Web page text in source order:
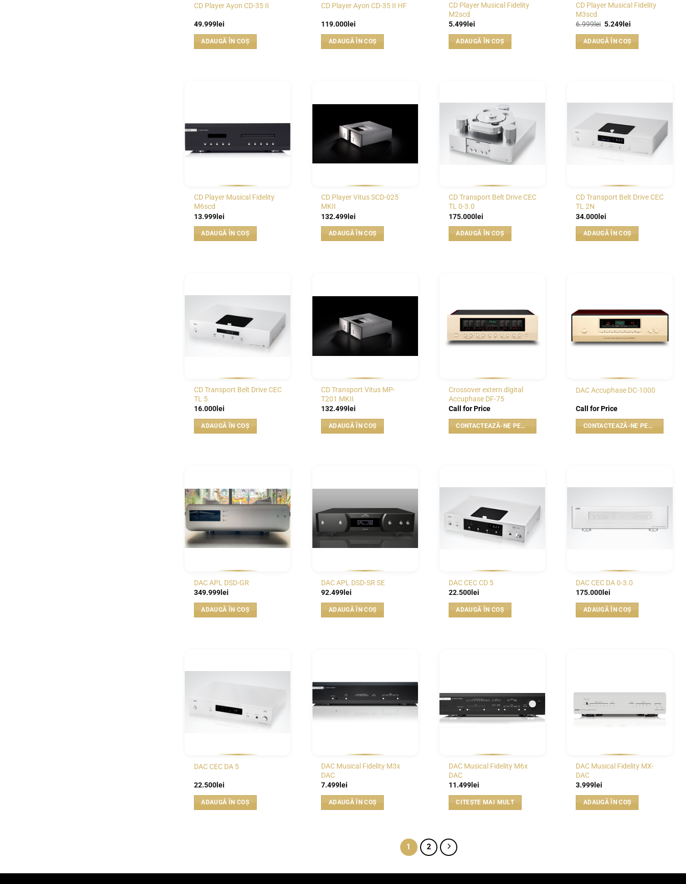
CD Player Ayon CD-35 II
49.999lei
ADAUGĂ ÎN COȘ
CD Player Ayon CD-35 II HF
119.000 lei
ADAUGĂ ÎN COȘ
CD Player Musical Fidelity
M2scd
5.499lei
ADAUGĂ ÎN COȘ
CD Player Musical Fidelity
M3scd
6.999lei Prețul
a
fost:
5.249 lei
este:
5.249lei.
ADAUGĂ ÎN COȘ
CD Player Musical Fidelity
M6scd
13.999lei
ADAUGĂ ÎN COȘ
CD Player Vitus SCD-025
MKII
132.499 lei
ADAUGĂ ÎN COȘ
WISHLIST
CD Transport Belt Drive CEC
TL 0-3.0
175.000lei
ADAUGĂ ÎN COȘ
CD Transport Belt Drive CEC
TL 2N
34.000 lei
ADAUGĂ ÎN COȘ
CD Transport Belt Drive CEC
TL 5
16.000lei
ADAUGĂ ÎN COȘ
CD Transport Vitus MP-
T201 MKII
132.499 lei
ADAUGĂ ÎN COȘ
Crossover extern digital
Accuphase DF-75
Call for Price
CONTACTEAZĂ-NE PENTRU PREȚ
DAC Accuphase DC-1000
Call for Price
CONTACTEAZĂ-NE PENTRU PREȚ
WISHLIST
DAC APL DSD-GR
349.999lei
ADAUGĂ ÎN COȘ
DAC APL DSD-SR SE
92.499lei
ADAUGĂ ÎN COȘ
DAC CEC CD 5
22.500lei
ADAUGĂ ÎN COȘ
DAC CEC DA 0-3.0
175.000lei
ADAUGĂ ÎN COȘ
DAC CEC DA 5
22.500lei
ADAUGĂ ÎN COȘ
WISHLIST
DAC Musical Fidelity M3x
DAC
7.499 lei
ADAUGĂ ÎN COȘ
DAC Musical Fidelity M6x
DAC
11.499lei
CITEȘTE MAI MULT
DAC Musical Fidelity MX-
DAC
3.999 lei
ADAUGĂ ÎN COȘ
1 2